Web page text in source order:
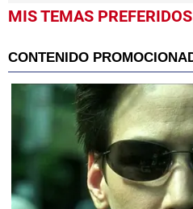
MIS TEMAS PREFERIDOS